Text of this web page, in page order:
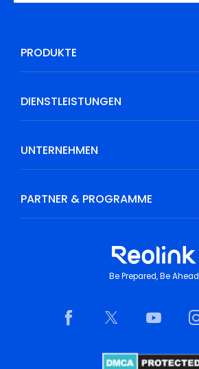
PRODUKTE
DIENSTLEISTUNGEN
UNTERNEHMEN
PARTNER & PROGRAMME
Be Prepared, Be Ahead